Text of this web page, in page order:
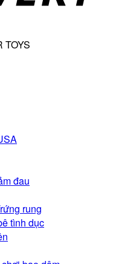
TOYS
đau
rung
tình dục